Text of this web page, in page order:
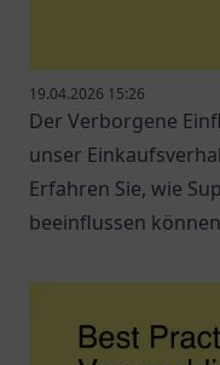
19.04.2026 15:26
Der Verborgene
unser
Erfahren Sie, wie
beeinflussen